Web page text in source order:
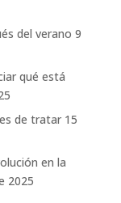
del verano 9
qué está
de tratar 15
en la
2025